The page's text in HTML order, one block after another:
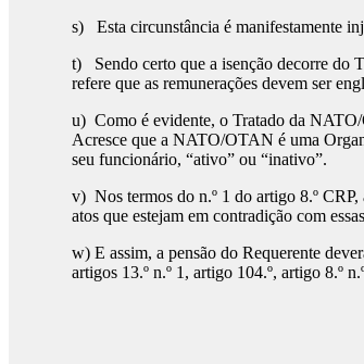
s) Esta circunstância é manifestamente
t) Sendo certo que a isenção decorre do
refere que as remunerações devem ser
u) Como é evidente, o Tratado da NATO/
Acresce que a NATO/OTAN é uma
seu funcionário, “ativo” ou “inativo”.
v) Nos termos do n.º 1 do artigo 8.º
atos que estejam em contradição com
w) E assim, a pensão do Requerente
artigos 13.º n.º 1, artigo 104.º, artigo 8.º